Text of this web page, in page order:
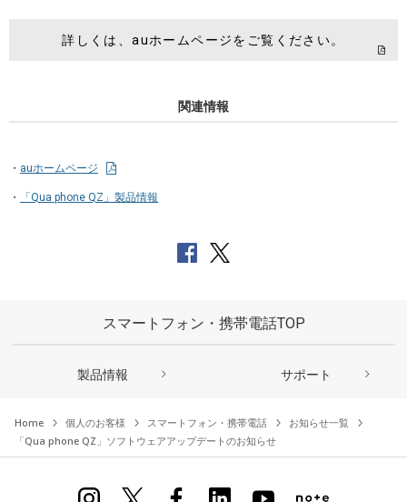
詳しくは、auホームページをご覧ください。
関連情報
auホームページ
「Qua phone QZ」製品情報
スマートフォン・携帯電話TOP
製品情報 サポート
Home 個人のお客様 スマートフォン・携帯電話
お知らせ一覧
「Qua phone QZ」ソフトウェアアップデートのお知らせ